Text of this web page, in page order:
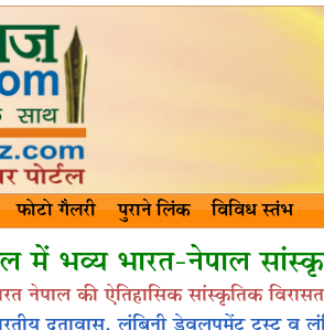
फोटो गैलरी पुराने लिंक विविध स्तंभ
में भव्य भारत-नेपाल
नेपाल की ऐतिहासिक सांस्कृतिक
दूतावास, लुंबिनी डेवलपमेंट ट्रस्ट व